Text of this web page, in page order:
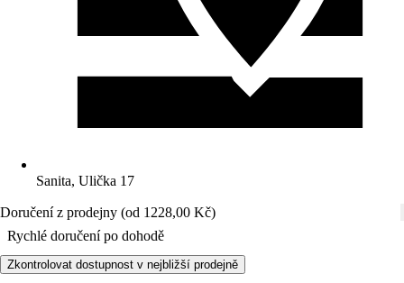
Sanita, Ulička 17
Doručení z prodejny (od 1228,00 Kč)
Rychlé doručení po dohodě
Zkontrolovat dostupnost v nejbližší prodejně